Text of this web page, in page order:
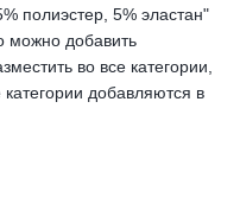
полиэстер, 5% эластан"
можно добавить
во все категории,
добавляются в